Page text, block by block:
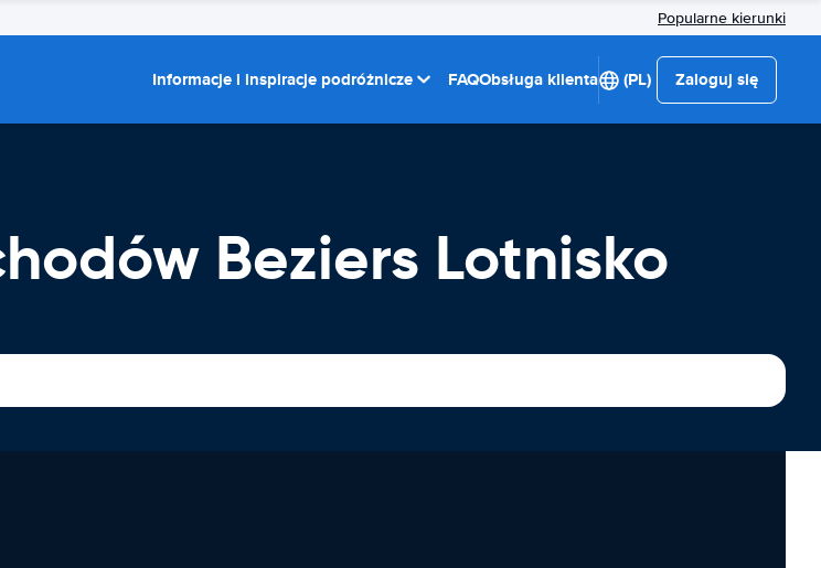
Popularne kierunki
Informacje i inspiracje podróżnicze FAQObsługa klienta (PL) Zaloguj się
Beziers Lotnisko